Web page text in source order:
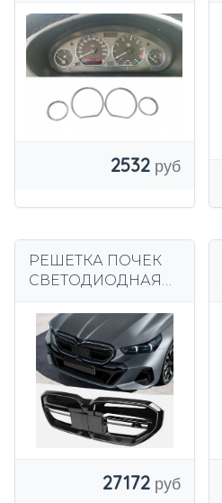
E36 Z3 ХРОМ
2532
РЕШЕТКА ПОЧЕК
СВЕТОДИОДНАЯ
РАДИАТОРА BMW
G60 G61
ГЛЯНЦЕВЫЙ
ЧЕРНЫЙ ЧЕРНЫЙ
27172